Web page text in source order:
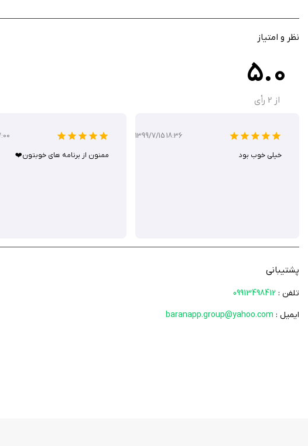
جستجوی پیشرفته: یافتن مقالات با جستجوی کلمات کلیدی در کل بانک داده.
ناوبری آسان: حرکت بین مقالات بعدی و قبلی با یک کلیک.
عملکرد آفلاین: دسترسی به مقالات بدون نیاز به اینترنت.
کودکان کمک می‌کند. این برنامه برای والدینی که به دنبال راهکارهای علمی و عملی برای تربیت
نظر و امتیاز
5.0
از 2 رأی
1399/7/15 18:36
خیلی خوب بود ممنون از برنامه های خوبتون❤️
پشتیبانی
تلفن : 09913498412
ایمیل : baranapp.group@yahoo.com